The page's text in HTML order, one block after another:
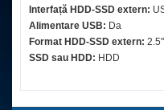
Interfață HDD-SSD extern:
Alimentare USB: Da
Format HDD-SSD extern: 2.5"
SSD sau HDD: HDD